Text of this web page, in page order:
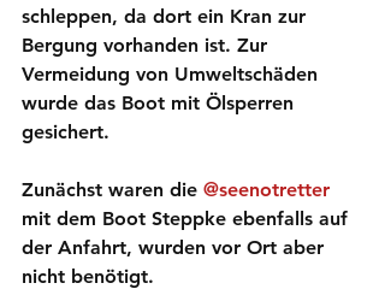
schleppen, da dort ein Kran zur
Bergung vorhanden ist. Zur
Vermeidung von Umweltschäden
wurde das Boot mit Ölsperren
gesichert.
Zunächst waren die @seenotretter
mit dem Boot Steppke ebenfalls auf
der Anfahrt, wurden vor Ort aber
nicht benötigt.